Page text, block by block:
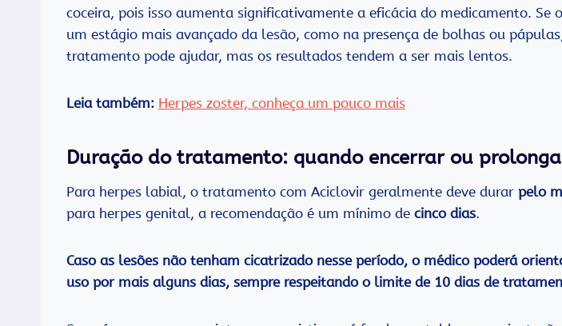
coceira, pois isso aumenta significativamente a eficácia do medicamento. Se
um estágio mais avançado da lesão, como na presença de bolhas ou
tratamento pode ajudar, mas os resultados tendem a ser mais lentos.
Leia também: Herpes zoster, conheça um pouco mais
Duração do tratamento: quando encerrar ou
Para herpes labial, o tratamento com Aciclovir geralmente deve durar pelo
para herpes genital, a recomendação é um mínimo de cinco dias.
Caso as lesões não tenham cicatrizado nesse período, o médico poderá
uso por mais alguns dias, sempre respeitando o limite de 10 dias de